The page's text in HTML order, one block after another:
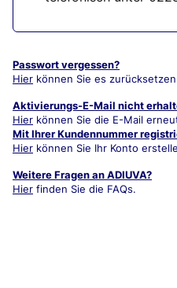
Passwort vergessen?
Hier können Sie es
Aktivierungs-E-Mail nicht
Hier können Sie die E-Mail
Mit Ihrer Kundennummer
Hier können Sie Ihr Konto
Weitere Fragen an ADIUVA?
Hier finden Sie die FAQs.